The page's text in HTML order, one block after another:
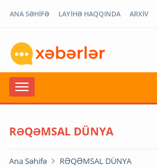
ANA SƏHİFƏ LAYİHƏ HAQQINDA ARXİV
RƏQƏMSAL DÜNYA
Ana Səhifə RƏQƏMSAL DÜNYA